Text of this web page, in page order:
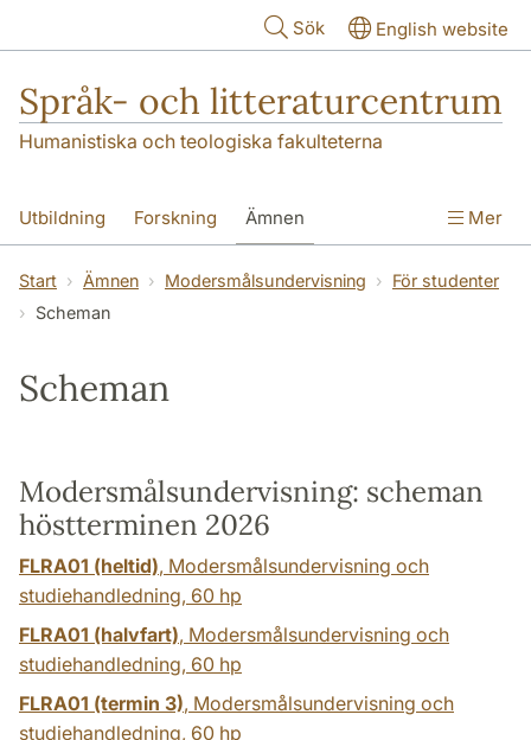
Sök English website
Språk- och litteraturcentrum
Humanistiska och teologiska fakulteterna
Utbildning Forskning Ämnen
SOL-husen Kontakt Institutionen
översättning till svenska
Mer
Start Ämnen Modersmålsundervisning
För studenter
Scheman
Scheman
Modersmålsundervisning: scheman
höstterminen 2026
FLRA01 (heltid), Modersmålsundervisning och
studiehandledning, 60 hp
FLRA01 (halvfart), Modersmålsundervisning och
studiehandledning, 60 hp
FLRA01 (termin 3), Modersmålsundervisning och
studiehandledning, 60 hp